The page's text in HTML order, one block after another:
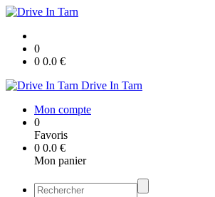
0
0 0.0 €
Drive In Tarn
Mon compte
0
Favoris
0 0.0 €
Mon panier